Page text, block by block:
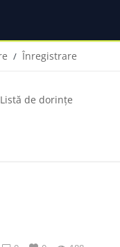
/ Înregistrare
Listă de dorințe